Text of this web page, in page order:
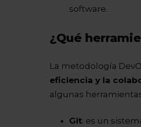
software.
¿Qué
La metodología
eficiencia y la
algunas
Git: es un